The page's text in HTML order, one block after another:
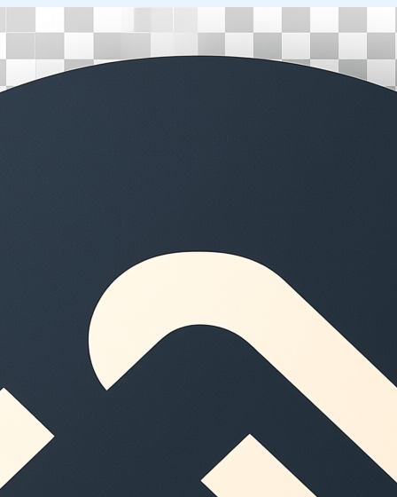
содержимому